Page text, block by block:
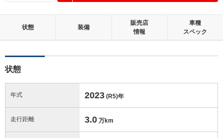
状態 装備
販売店
情報
車種
スペック
状態
年式 2023 (R5)年
走行距離 3.0 万km